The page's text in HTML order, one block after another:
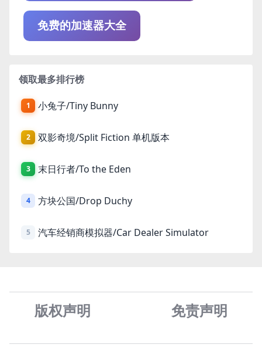
免费的加速器大全
领取最多排行榜
1 小兔子/Tiny Bunny
2 双影奇境/Split Fiction 单机版本
3 末日行者/To the Eden
4 方块公国/Drop Duchy
5 汽车经销商模拟器/Car Dealer Simulator
版权声明 免责声明